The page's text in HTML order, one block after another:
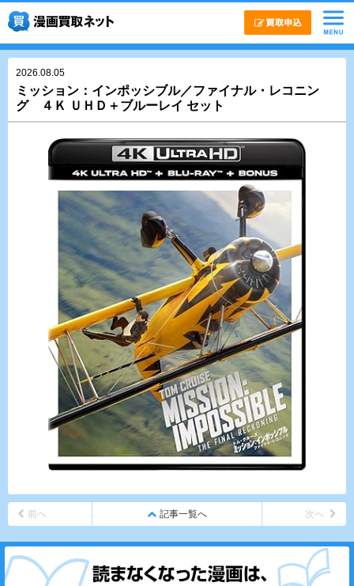
2026.08.05
ミッション：インポッシブル／ファイナル・レコニン
グ ４Ｋ ＵＨＤ＋ブルーレイ セット
前へ 記事一覧へ 次へ